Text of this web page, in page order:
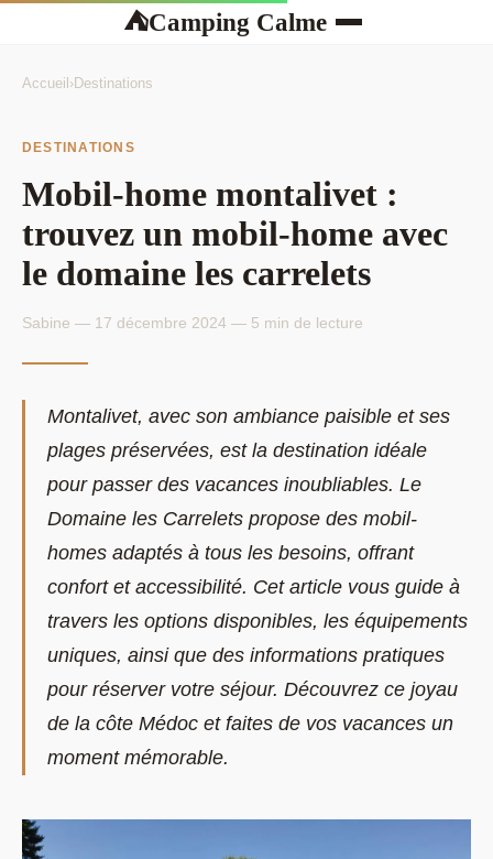
⛺Camping Calme
Accueil ›Destinations
DESTINATIONS
Mobil-home montalivet :
trouvez un mobil-home avec
le domaine les carrelets
Sabine — 17 décembre 2024 — 5 min de lecture
Montalivet, avec son ambiance paisible et ses
plages préservées, est la destination idéale
pour passer des vacances inoubliables. Le
Domaine les Carrelets propose des mobil-
homes adaptés à tous les besoins, offrant
confort et accessibilité. Cet article vous guide à
travers les options disponibles, les équipements
uniques, ainsi que des informations pratiques
pour réserver votre séjour. Découvrez ce joyau
de la côte Médoc et faites de vos vacances un
moment mémorable.